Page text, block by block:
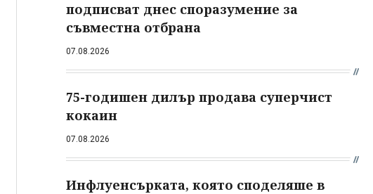
подписват днес споразумение за
съвместна отбрана
07.08.2026
75-годишен дилър продава суперчист
кокаин
07.08.2026
Инфлуенсърката, която споделяше в